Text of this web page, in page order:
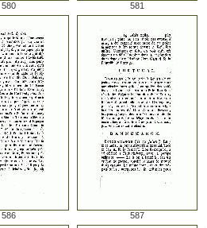
580 581
586 587